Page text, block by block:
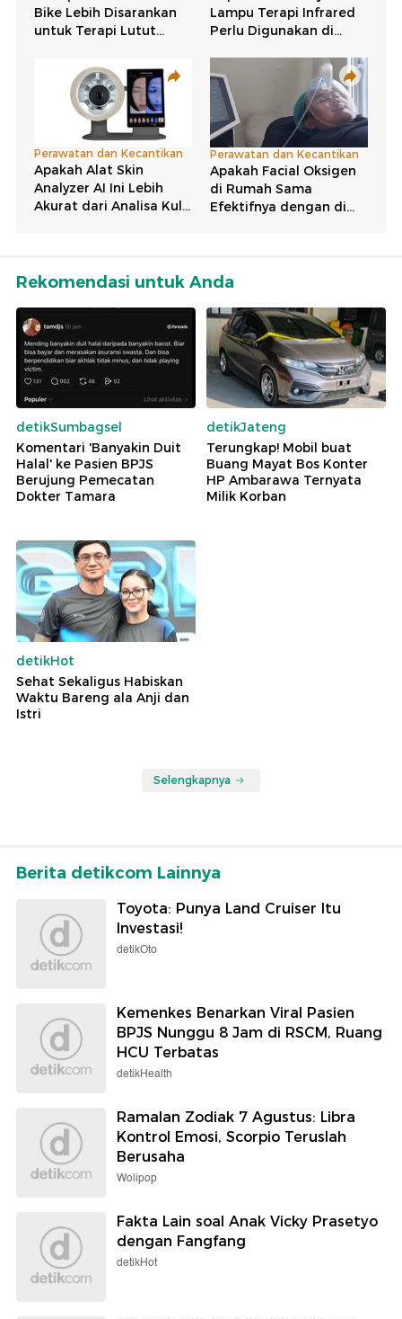
Rekomendasi untuk Anda
detikSumbagsel
Komentari 'Banyakin Duit
Halal' ke Pasien BPJS
Berujung Pemecatan
Dokter Tamara
detikJateng
Terungkap! Mobil buat
Buang Mayat Bos Konter
HP Ambarawa Ternyata
Milik Korban
detikHot
Sehat Sekaligus Habiskan
Waktu Bareng ala Anji dan
Istri
Selengkapnya
Berita detikcom Lainnya
Toyota: Punya Land Cruiser Itu
Investasi!
detikOto
Kemenkes Benarkan Viral Pasien
BPJS Nunggu 8 Jam di RSCM, Ruang
HCU Terbatas
detikHealth
Ramalan Zodiak 7 Agustus: Libra
Kontrol Emosi, Scorpio Teruslah
Berusaha
Wolipop
Fakta Lain soal Anak Vicky Prasetyo
dengan Fangfang
detikHot